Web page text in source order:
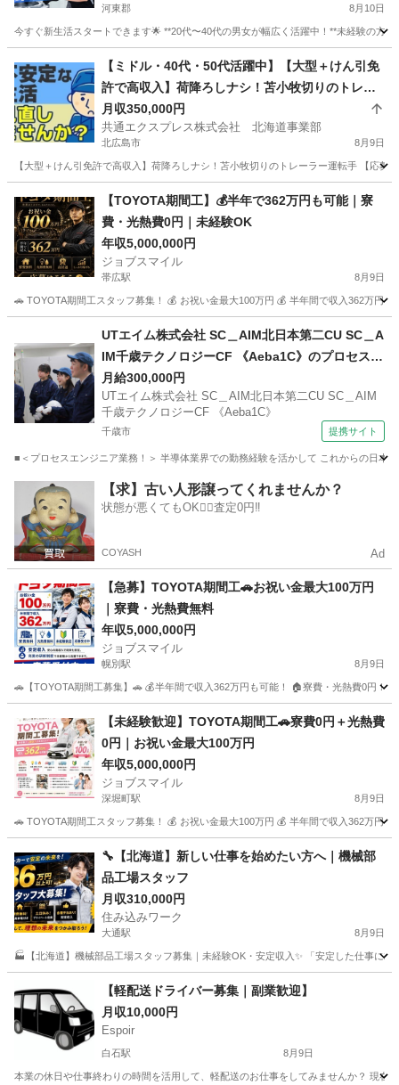
河東郡 8月10日
今すぐ新生活スタートできます🌟 **20代〜40代の男女が幅広く活躍中！**未経験の
工場 未経験
【ミドル・40代・50代活躍中】【大型＋けん引免
許で高収入】荷降ろしナシ！苫小牧切りのトレー
ラー運転手 北海道北広島市ドライバー
月収350,000円
共通エクスプレス株式会社 北海道事業部
北広島市 8月9日
【大型＋けん引免許で高収入】荷降ろしナシ！苫小牧切りのトレーラー運転手 【応
北広島市 ドライバー トレーラー
【TOYOTA期間工】💰半年で362万円も可能｜寮
費・光熱費0円｜未経験OK
年収5,000,000円
ジョブスマイル
帯広駅 8月9日
🚗 TOYOTA期間工スタッフ募集！ 💰 お祝い金最大100万円 💰 半年間で収入362万円
帯広駅 工場
UTエイム株式会社 SC＿AIM北日本第二CU SC＿A
IM千歳テクノロジーCF 《Aeba1C》のプロセスエ
ンジニア・レシピ作成・解析・グラフ作成・メン
テナンス・データ解析 【経験者・有資格者歓迎】
月給300,000円
UTエイム株式会社 SC＿AIM北日本第二CU SC＿AIM
千歳テクノロジーCF 《Aeba1C》
千歳市 提携サイト
■＜プロセスエンジニア業務！＞ 半導体業界での勤務経験を活かして これからの日
北海道 その他
【求】古い人形譲ってくれませんか？
状態が悪くてもOK🙆‍♀️査定0円‼️
COYASH Ad
【急募】TOYOTA期間工🚗お祝い金最大100万円
｜寮費・光熱費無料
年収5,000,000円
ジョブスマイル
幌別駅 8月9日
🚗【TOYOTA期間工募集】🚗 💰半年間で収入362万円も可能！ 🏠寮費・光熱費0円！
幌別駅 物流 未経験
【未経験歓迎】TOYOTA期間工🚗寮費0円＋光熱費
0円｜お祝い金最大100万円
年収5,000,000円
ジョブスマイル
深堀町駅 8月9日
🚗 TOYOTA期間工スタッフ募集！ 💰 お祝い金最大100万円 💰 半年間で収入362万円
深堀町駅 物流 未経験
🔧【北海道】新しい仕事を始めたい方へ｜機械部
品工場スタッフ
月収310,000円
住み込みワーク
大通駅 8月9日
🏭【北海道】機械部品工場スタッフ募集｜未経験OK・安定収入✨ 「安定した仕
大通駅 物流
【軽配送ドライバー募集｜副業歓迎】
月収10,000円
Espoir
白石駅 8月9日
本業の休日や仕事終わりの時間を活用して、軽配送のお仕事をしてみませんか？ 現